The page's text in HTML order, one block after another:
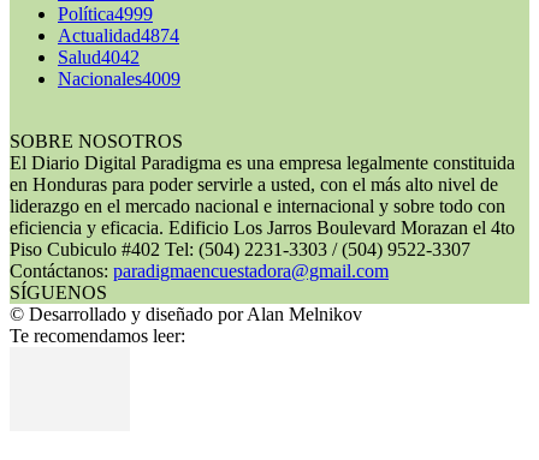
Política4999
Actualidad4874
Salud4042
Nacionales4009
SOBRE NOSOTROS
El Diario Digital Paradigma es una empresa legalmente constituida
en Honduras para poder servirle a usted, con el más alto nivel de
liderazgo en el mercado nacional e internacional y sobre todo con
eficiencia y eficacia. Edificio Los Jarros Boulevard Morazan el 4to
Piso Cubiculo #402 Tel: (504) 2231-3303 / (504) 9522-3307
Contáctanos: paradigmaencuestadora@gmail.com
SÍGUENOS
© Desarrollado y diseñado por Alan Melnikov
Te recomendamos leer: